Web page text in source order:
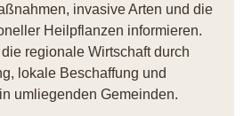
invasive Arten und die
Heilpflanzen informieren.
regionale Wirtschaft durch
lokale Beschaffung und
umliegenden Gemeinden.